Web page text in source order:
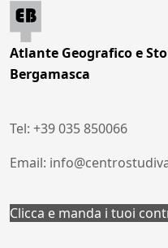
Atlante Geografico e
Bergamasca
Tel: +39 035 850066
Email:
Clicca e manda i tuoi